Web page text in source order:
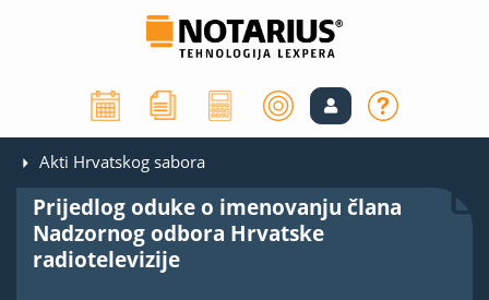
Akti Hrvatskog sabora
Prijedlog oduke o imenovanju člana
Nadzornog odbora Hrvatske
radiotelevizije